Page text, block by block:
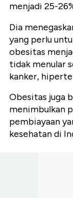
menjadi 25-
Dia
yang perlu
obesitas
tidak menular
kanker,
Obesitas juga
menimbulkan
pembiayaan
kesehatan di